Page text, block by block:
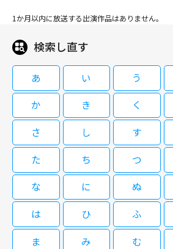
1か月以内に放送する出演作品はありません。
検索し直す
あ い う
か
き く
さ
し す
た
ち つ
な
に ぬ
は
ひ ふ
ま
み む